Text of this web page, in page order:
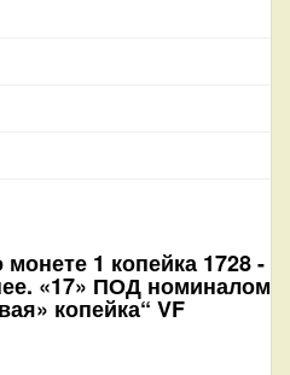
монете 1 копейка 1728 -
«17» ПОД номиналом)
копейка“ VF